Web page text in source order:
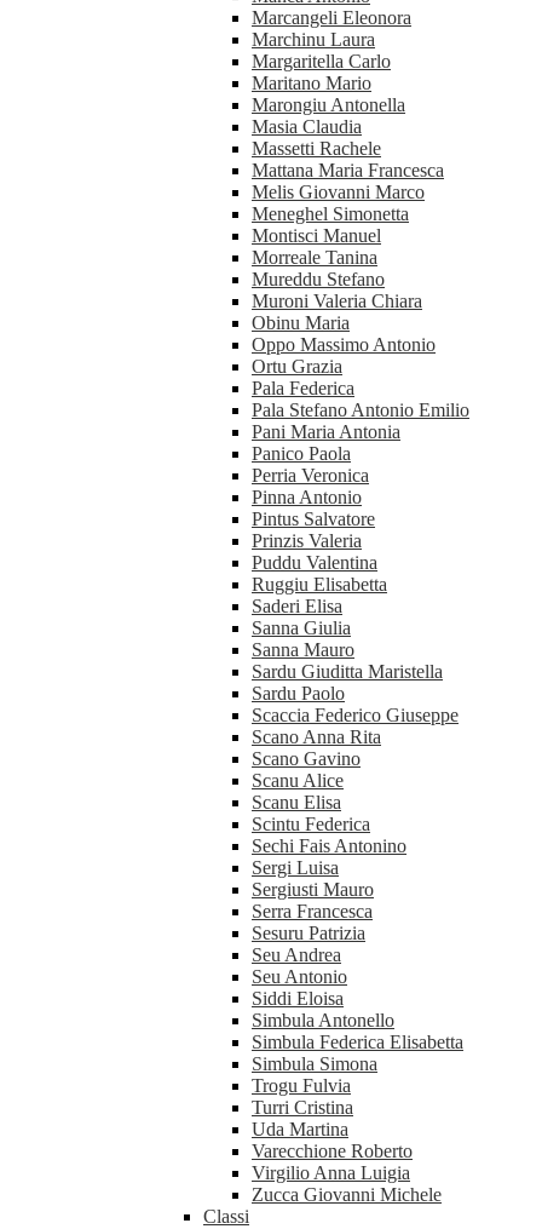
Marcangeli Eleonora
Marchinu Laura
Margaritella Carlo
Maritano Mario
Marongiu Antonella
Masia Claudia
Massetti Rachele
Mattana Maria Francesca
Melis Giovanni Marco
Meneghel Simonetta
Montisci Manuel
Morreale Tanina
Mureddu Stefano
Muroni Valeria Chiara
Obinu Maria
Oppo Massimo Antonio
Ortu Grazia
Pala Federica
Pala Stefano Antonio Emilio
Pani Maria Antonia
Panico Paola
Perria Veronica
Pinna Antonio
Pintus Salvatore
Prinzis Valeria
Puddu Valentina
Ruggiu Elisabetta
Saderi Elisa
Sanna Giulia
Sanna Mauro
Sardu Giuditta Maristella
Sardu Paolo
Scaccia Federico Giuseppe
Scano Anna Rita
Scano Gavino
Scanu Alice
Scanu Elisa
Scintu Federica
Sechi Fais Antonino
Sergi Luisa
Sergiusti Mauro
Serra Francesca
Sesuru Patrizia
Seu Andrea
Seu Antonio
Siddi Eloisa
Simbula Antonello
Simbula Federica Elisabetta
Simbula Simona
Trogu Fulvia
Turri Cristina
Uda Martina
Varecchione Roberto
Virgilio Anna Luigia
Zucca Giovanni Michele
Classi